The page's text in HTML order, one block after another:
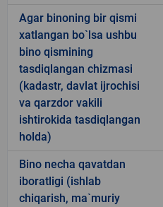
Agar binoning bir qismi
xatlangan bo`lsa ushbu
bino qismining
tasdiqlangan chizmasi
(kadastr, davlat ijrochisi
va qarzdor vakili
ishtirokida tasdiqlangan
holda)
Bino necha qavatdan
iboratligi (ishlab
chiqarish, ma`muriy